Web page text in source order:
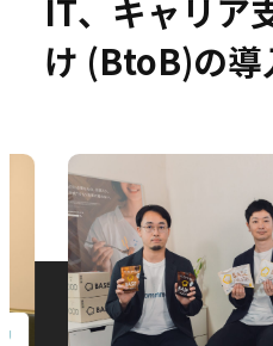
お役立ち情報
お問
IT、キャリア
け (BtoB)の導